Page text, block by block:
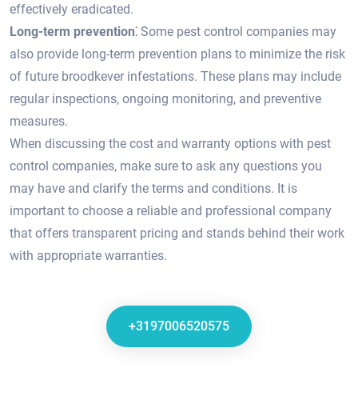
effectively eradicated.​
Long-term prevention⁚ Some pest control companies may
also provide long-term prevention plans to minimize the risk
of future broodkever infestations.​ These plans may include
regular inspections, ongoing monitoring, and preventive
measures.​
When discussing the cost and warranty options with pest
control companies, make sure to ask any questions you
may have and clarify the terms and conditions.​ It is
important to choose a reliable and professional company
that offers transparent pricing and stands behind their work
with appropriate warranties.​
+3197006520575